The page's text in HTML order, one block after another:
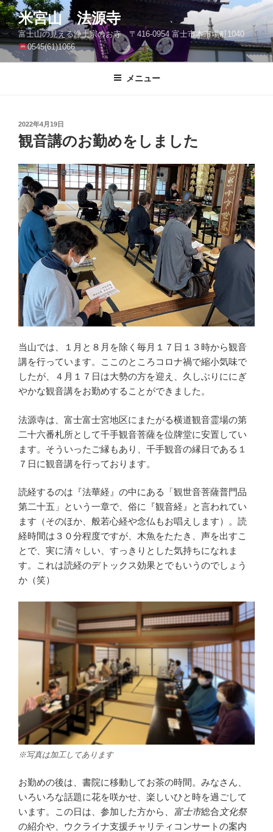
コ
ン
テ
ン
ツ
米宮山 法源寺
富士山の見える浄土宗のお寺 〒416-0954 富士市本市場町1040
0545(61)1066
メニュー
投
稿
日:
2022年4月19日
観音講のお勤めをしました
当山では、１月と８月を除く毎月１７日１３時から観音
講を行っています。ここのところコロナ禍で縮小気味で
したが、４月１７日は大勢の方を迎え、久しぶりににぎ
やかな観音講をお勤めすることができました。
法源寺は、富士富士宮地区にまたがる横道観音霊場の第
二十六番札所として千手観音菩薩を位牌堂に安置してい
ます。そういったご縁もあり、千手観音の縁日である１
７日に観音講を行っております。
読経するのは『法華経』の中にある「観世音菩薩普門品
第二十五」という一章で、俗に『観音経』と言われてい
ます（そのほか、般若心経や念仏もお唱えします）。読
経時間は３０分程度ですが、木魚をたたき、声を出すこ
とで、実に清々しい、すっきりとした気持ちになれま
す。これは読経のデトックス効果とでもいうのでしょう
か（笑）
※写真は加工してあります
お勤めの後は、書院に移動してお茶の時間。みなさん、
いろいろな話題に花を咲かせ、楽しいひと時を過ごして
います。この日は、参加した方から
、富士市総合文化祭
の紹介や、ウクライナ支援チャリティコンサートの案内